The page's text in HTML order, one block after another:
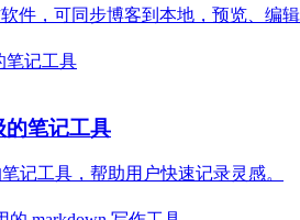
件，可同步博客到本地，预览、编
的笔记工具
记工具，帮助用户快速记录灵感。